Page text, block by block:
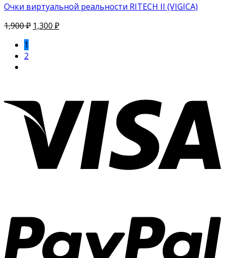
Очки виртуальной реальности RITECH II (VIGICA)
1,900₽ 1,300 ₽
1
2